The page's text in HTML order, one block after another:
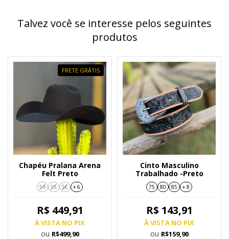
Talvez você se interesse pelos seguintes
produtos
FRETE GRÁTIS
Chapéu Pralana Arena
Felt Preto
54 55 56 + 6
R$ 449,91
À VISTA NO PIX
ou R$499,90
Cinto Masculino
Trabalhado -Preto
75 80 85 + 8
R$ 143,91
À VISTA NO PIX
ou R$159,90